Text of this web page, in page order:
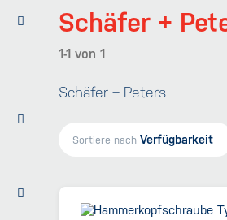
Schäfer +
1-1 von 1
Schäfer + Peters
Sortiere nach Verfügbarkeit